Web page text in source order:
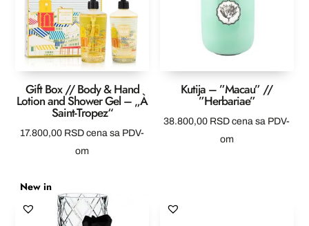
Gift Box // Body & Hand
Lotion and Shower Gel – „À
Saint-Tropez“
17.800,00 RSD cena sa PDV-
om
Kutija – ”Macau” //
”Herbariae”
38.800,00 RSD cena sa PDV-
om
New in